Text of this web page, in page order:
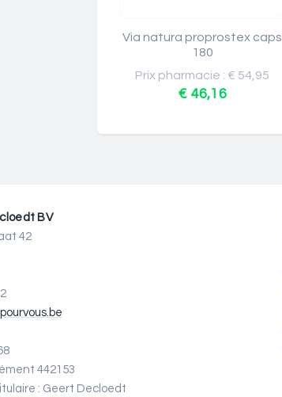
Via natura proprostex caps
180
Prix pharmacie : € 54,95
€ 46,16
BV
42
442153
: Geert Decloedt